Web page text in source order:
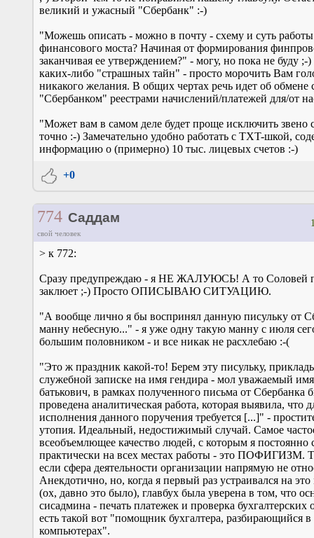
великий и ужасный "Сбербанк" :-)
"Можешь описать - можно в почту - схему и суть работы
финансового моста? Начиная от формирования
заканчивая ее утверждением?" - могу, но пока не буду ;-)
каких-либо "страшных тайн" - просто морочить Вам
никакого желания. В общих чертах речь идет об обмене
"Сбербанком" реестрами начислений/платежей для/от
"Может вам в самом деле будет проще исключить звено
точно :-) Замечательно удобно работать с TXT-шкой,
информацию о (примерно) 10 тыс. лицевых счетов :-)
+0
774 Саддам
свой человек
> к 772:
Сразу предупреждаю - я НЕ ЖАЛУЮСЬ! А то Соловей
заклюет ;-) Просто ОПИСЫВАЮ СИТУАЦИЮ.
"А вообще лично я бы воспринял данную писульку от
манну небесную..." - я уже одну такую манну с июля
большим половником - и все никак не расхлебаю :-(
"Это ж праздник какой-то! Берем эту писульку,
служебной записке на имя гендира - мол уважаемый
батькович, в рамках полученного письма от Сбербанка
проведена аналитическая работа, которая выявила, что
исполнения данного поручения требуется [...]" -
утопия. Идеальный, недостижимый случай. Самое
всеобъемлющее качество людей, с которым я постоянно
практически на всех местах работы - это ПОФИГИЗМ.
если сфера деятельности организации напрямую не
Анекдотично, но, когда я первый раз устраивался на
(ох, давно это было), главбух была уверена в том, что
сисадмина - печать платежек и проверка бухгалтерских
есть такой вот "помощник бухгалтера, разбирающийся в
компьютерах".